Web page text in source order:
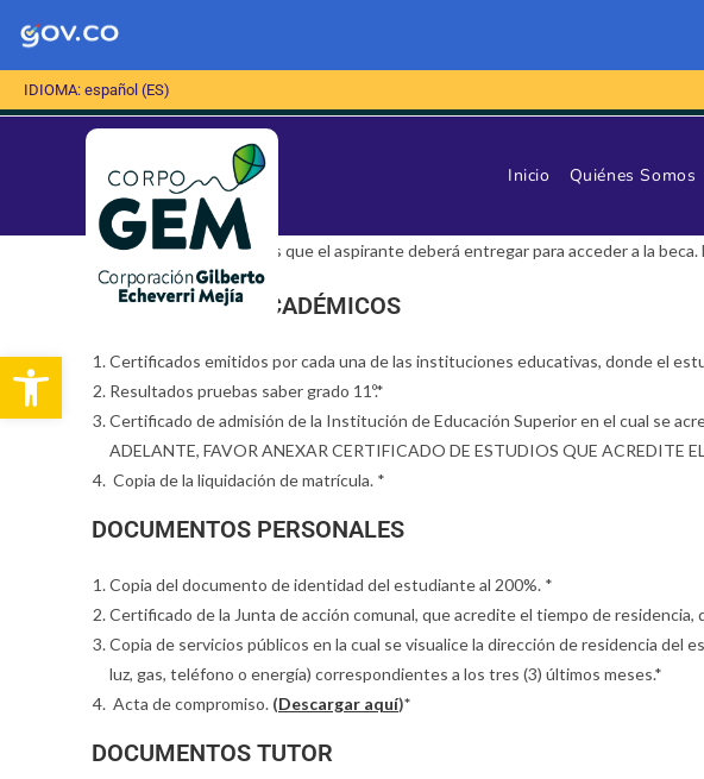
Abrir barra de herramientas
IDIOMA: español (ES)
Inicio Quiénes Somos
Estos son los documentos que el aspirante deberá entregar para acceder a la
DOCUMENTOS ACADÉMICOS
Certificados emitidos por cada una de las instituciones educativas, donde el
Resultados pruebas saber grado 11º.*
Certificado de admisión de la Institución de Educación Superior en el cual se
ADELANTE, FAVOR ANEXAR CERTIFICADO DE ESTUDIOS QUE ACREDITE
Copia de la liquidación de matrícula. *
DOCUMENTOS PERSONALES
Copia del documento de identidad del estudiante al 200%. *
Certificado de la Junta de acción comunal, que acredite el tiempo de residencia,
Copia de servicios públicos en la cual se visualice la dirección de residencia
luz, gas, teléfono o energía) correspondientes a los tres (3) últimos meses.*
Acta de compromiso. (Descargar aquí)*
DOCUMENTOS TUTOR